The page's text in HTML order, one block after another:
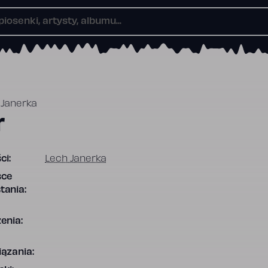
Lech Janerka